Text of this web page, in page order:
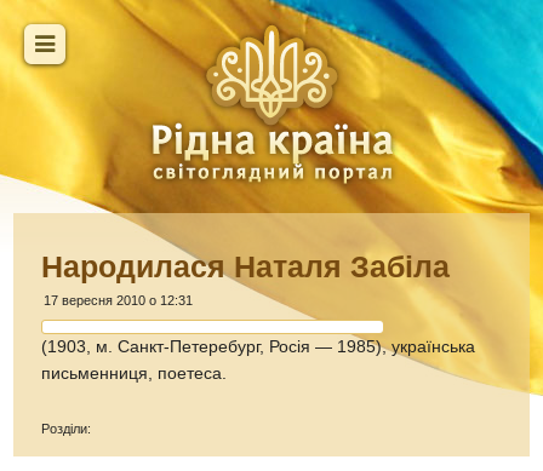
Народилася Наталя Забіла
17 вересня 2010 о 12:31
(1903, м. Санкт-Петеребург, Росія — 1985), українська
письменниця, поетеса.
Розділи: